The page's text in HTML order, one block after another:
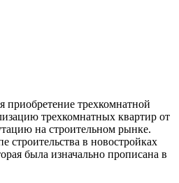
трехкомнатной
трехкомнатных квартир от
на строительном рынке.
в новостройках
была изначально прописана в